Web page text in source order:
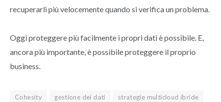
recuperarli più velocemente quando si verifica un problema.
Oggi proteggere più facilmente i propri dati è possibile. E,
ancora più importante, è possibile proteggere il proprio
business.
Cohesity gestione dei dati strategie multicloud ibride